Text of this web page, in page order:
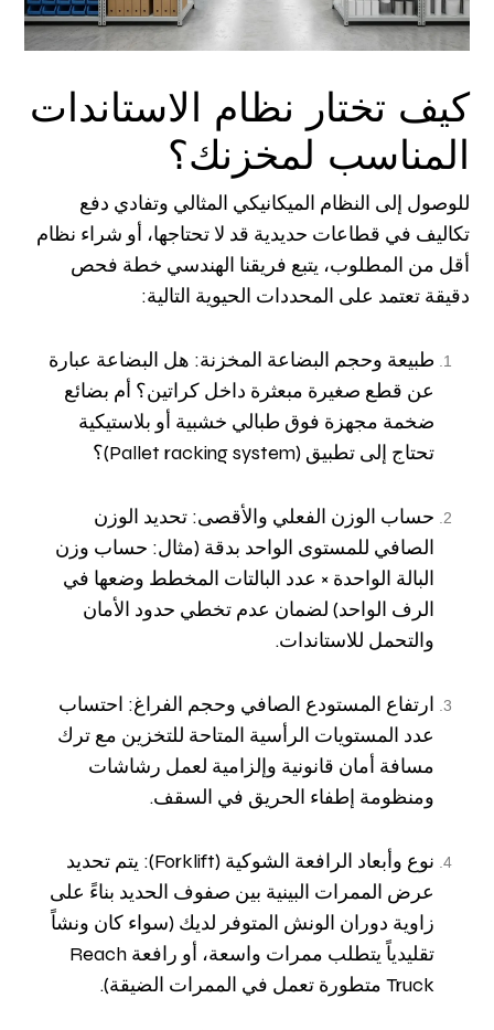
كيف تختار نظام الاستاندات
المناسب لمخزنك؟
للوصول إلى النظام الميكانيكي المثالي وتفادي دفع
تكاليف في قطاعات حديدية قد لا تحتاجها، أو شراء نظام
أقل من المطلوب، يتبع فريقنا الهندسي خطة فحص
دقيقة تعتمد على المحددات الحيوية التالية:
طبيعة وحجم البضاعة المخزنة: هل البضاعة عبارة
عن قطع صغيرة مبعثرة داخل كراتين؟ أم بضائع
ضخمة مجهزة فوق طبالي خشبية أو بلاستيكية
تحتاج إلى تطبيق (Pallet racking system)؟
حساب الوزن الفعلي والأقصى: تحديد الوزن
الصافي للمستوى الواحد بدقة (مثال: حساب وزن
البالة الواحدة × عدد البالتات المخطط وضعها في
الرف الواحد) لضمان عدم تخطي حدود الأمان
والتحمل للاستاندات.
ارتفاع المستودع الصافي وحجم الفراغ: احتساب
عدد المستويات الرأسية المتاحة للتخزين مع ترك
مسافة أمان قانونية وإلزامية لعمل رشاشات
ومنظومة إطفاء الحريق في السقف.
نوع وأبعاد الرافعة الشوكية (Forklift): يتم تحديد
عرض الممرات البينية بين صفوف الحديد بناءً على
زاوية دوران الونش المتوفر لديك (سواء كان ونشاً
تقليدياً يتطلب ممرات واسعة، أو رافعة Reach
Truck متطورة تعمل في الممرات الضيقة).